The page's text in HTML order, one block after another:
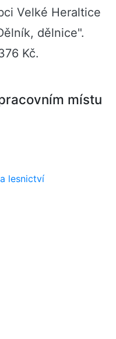
Velké Heraltice
dělnice".
Kč.
místu
lesnictví